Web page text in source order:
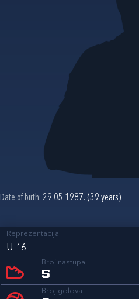
Date of birth: 29.05.1987. (39 years)
Reprezentacija
U-16
Broj nastupa
5
Broj golova